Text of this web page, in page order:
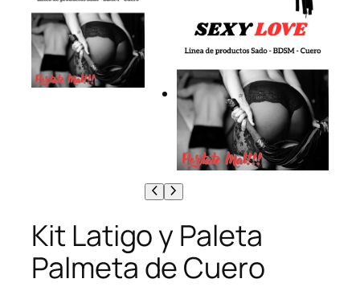
Kit Latigo y Paleta
Palmeta de Cuero